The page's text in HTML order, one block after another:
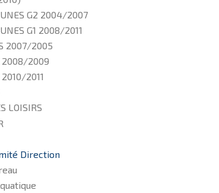
G2 2004/2007
G1 2008/2011
2007/2005
2008/2009
2011
LOISIRS
Direction